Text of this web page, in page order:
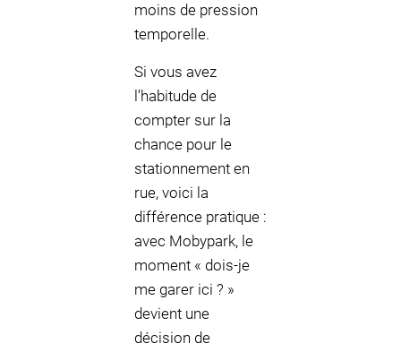
moins de pression
temporelle.
Si vous avez
l’habitude de
compter sur la
chance pour le
stationnement en
rue, voici la
différence pratique :
avec Mobypark, le
moment « dois-je
me garer ici ? »
devient une
décision de